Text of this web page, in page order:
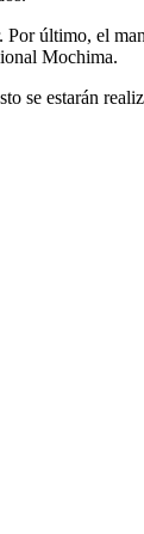
último, el
Mochima.
se estarán